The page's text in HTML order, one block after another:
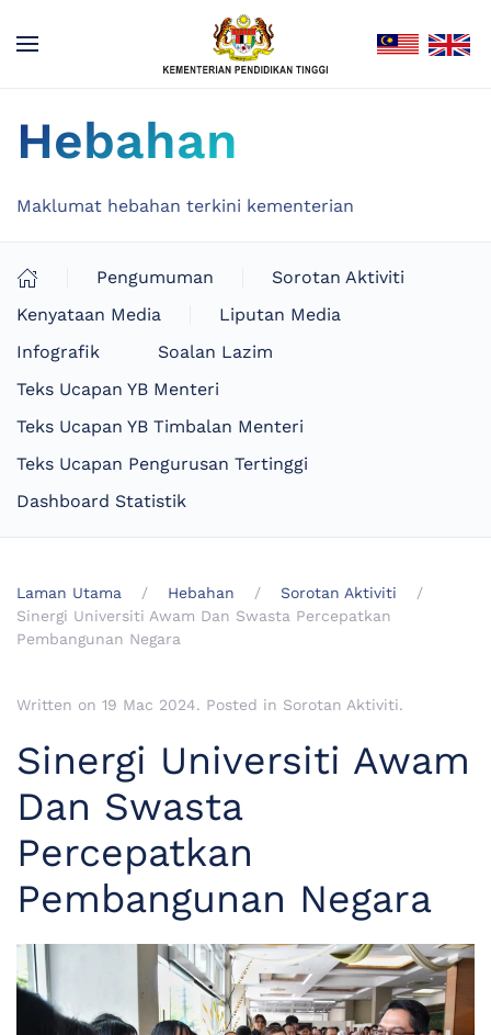
Hebahan
Maklumat hebahan terkini kementerian
Pengumuman
Sorotan Aktiviti
Kenyataan Media
Liputan Media
Infografik
Soalan Lazim
Teks Ucapan YB Menteri
Teks Ucapan YB Timbalan Menteri
Teks Ucapan Pengurusan Tertinggi
Dashboard Statistik
Laman Utama Hebahan
Sorotan Aktiviti
Sinergi Universiti Awam Dan Swasta Percepatkan
Pembangunan Negara
Written on 19 Mac 2024. Posted in Sorotan Aktiviti.
Sinergi Universiti Awam
Dan Swasta
Percepatkan
Pembangunan Negara